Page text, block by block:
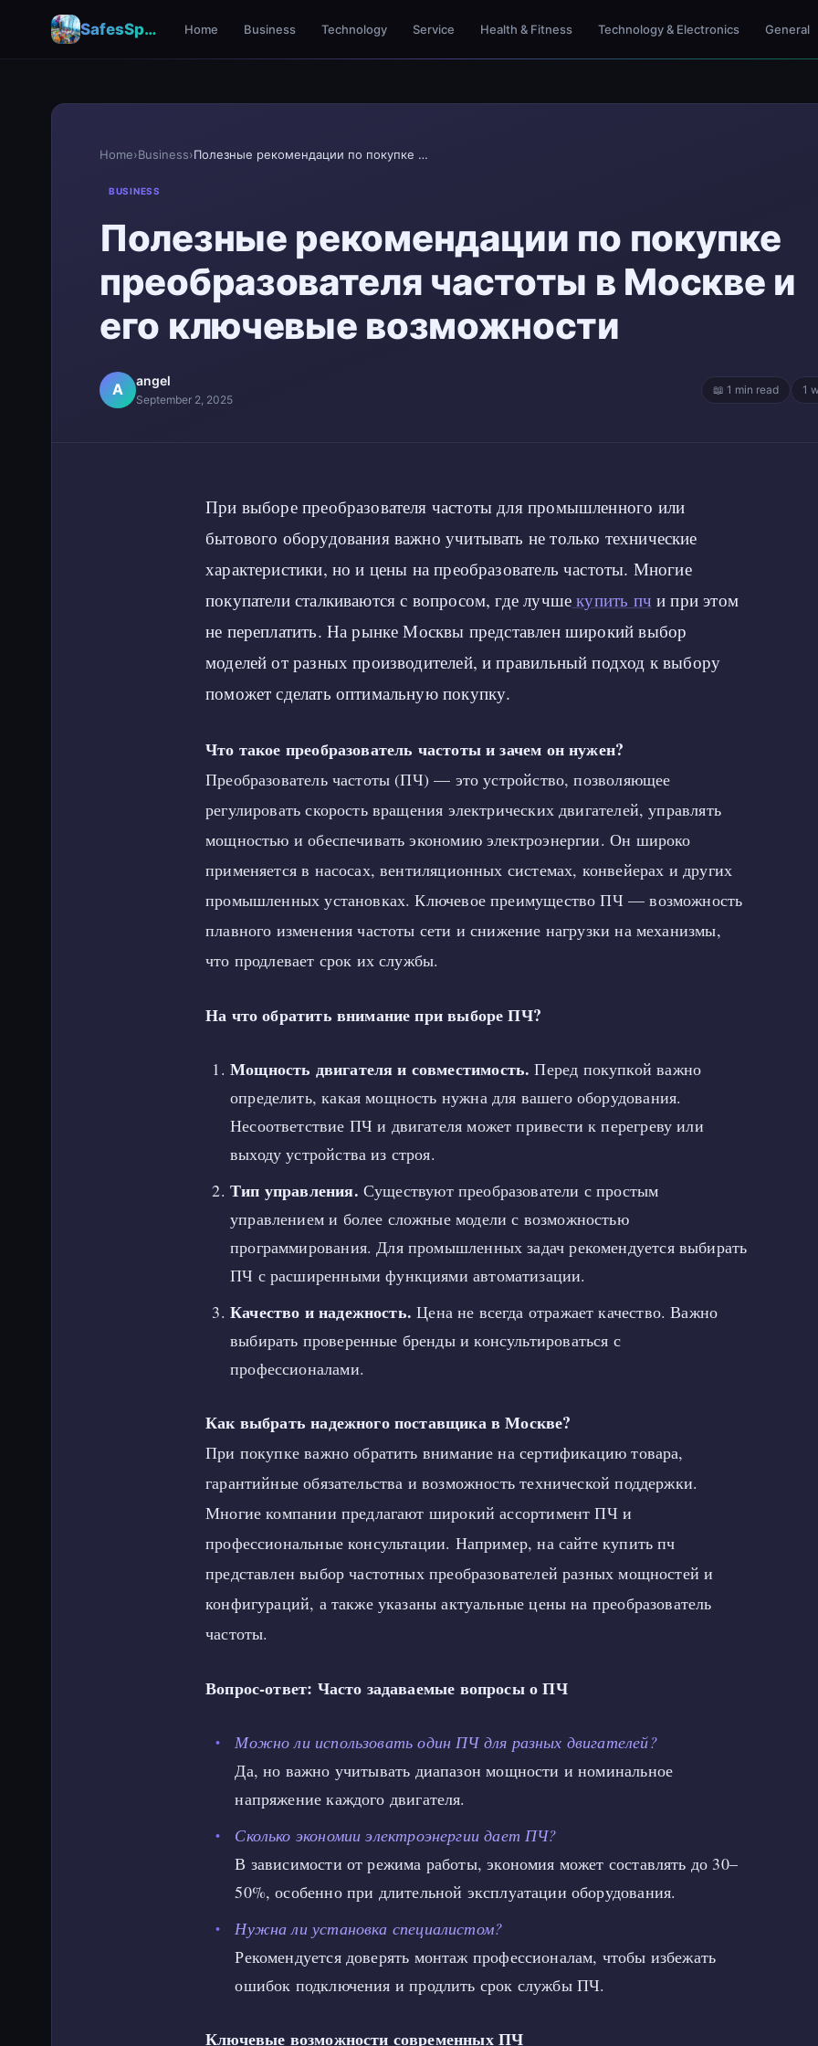
SafesSpace – A Secure Place for Growth & Support Home Business Technology Service Health & Fitness Technology & Electronics General
Home›Business› Полезные рекомендации по покупке преобразователя ч...
BUSINESS
Полезные рекомендации по покупке
преобразователя частоты в Москве и
его ключевые возможности
A angel
September 2, 2025
📖 1 min read 1
При выборе преобразователя частоты для промышленного или
бытового оборудования важно учитывать не только технические
характеристики, но и цены на преобразователь частоты. Многие
покупатели сталкиваются с вопросом, где лучшекупить пч и при этом
не переплатить. На рынке Москвы представлен широкий выбор
моделей от разных производителей, и правильный подход к выбору
поможет сделать оптимальную покупку.
Что такое преобразователь частоты и зачем он нужен?
Преобразователь частоты (ПЧ) — это устройство, позволяющее
регулировать скорость вращения электрических двигателей, управлять
мощностью и обеспечивать экономию электроэнергии. Он широко
применяется в насосах, вентиляционных системах, конвейерах и других
промышленных установках. Ключевое преимущество ПЧ — возможность
плавного изменения частоты сети и снижение нагрузки на механизмы,
что продлевает срок их службы.
На что обратить внимание при выборе ПЧ?
Мощность двигателя и совместимость. Перед покупкой важно
определить, какая мощность нужна для вашего оборудования.
Несоответствие ПЧ и двигателя может привести к перегреву или
выходу устройства из строя.
Тип управления. Существуют преобразователи с простым
управлением и более сложные модели с возможностью
программирования. Для промышленных задач рекомендуется выбирать
ПЧ с расширенными функциями автоматизации.
Качество и надежность. Цена не всегда отражает качество. Важно
выбирать проверенные бренды и консультироваться с
профессионалами.
Как выбрать надежного поставщика в Москве?
При покупке важно обратить внимание на сертификацию товара,
гарантийные обязательства и возможность технической поддержки.
Многие компании предлагают широкий ассортимент ПЧ и
профессиональные консультации. Например, на сайте купить пч
представлен выбор частотных преобразователей разных мощностей и
конфигураций, а также указаны актуальные цены на преобразователь
частоты.
Вопрос-ответ: Часто задаваемые вопросы о ПЧ
Можно ли использовать один ПЧ для разных двигателей?
Да, но важно учитывать диапазон мощности и номинальное
напряжение каждого двигателя.
Сколько экономии электроэнергии дает ПЧ?
В зависимости от режима работы, экономия может составлять до 30–
50%, особенно при длительной эксплуатации оборудования.
Нужна ли установка специалистом?
Рекомендуется доверять монтаж профессионалам, чтобы избежать
ошибок подключения и продлить срок службы ПЧ.
Ключевые возможности современных ПЧ